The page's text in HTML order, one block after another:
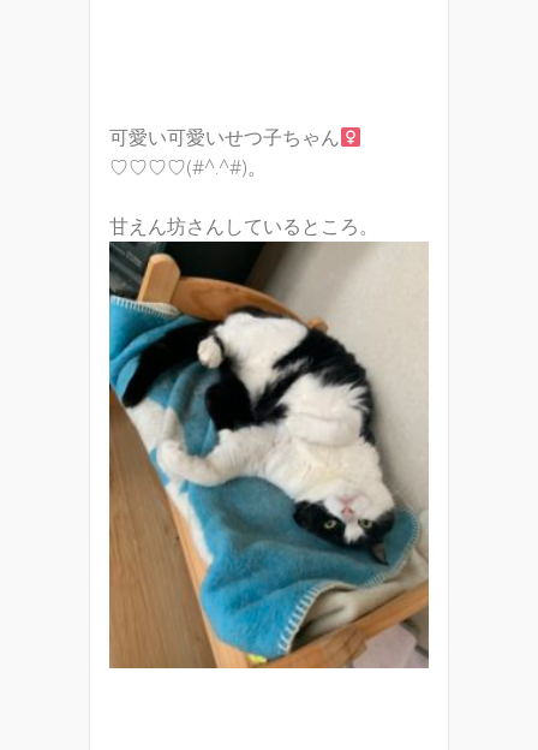
可愛い可愛いせつ子ちゃん
♡♡♡♡(#^.^#)。
甘えん坊さんしているところ。